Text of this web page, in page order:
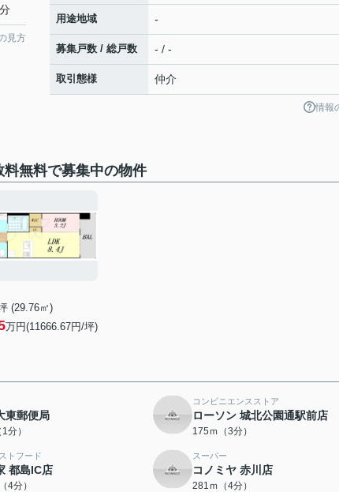
見方
用途地域 -
募集戸数 / 総戸数 - / -
取引態様 仲介
情報
無料で募集中の物件
(29.76㎡)
万円(11666.67円/坪)
東郵便局
分）
コンビニエンスストア
ローソン 城北公園通駅前店
175ｍ（3分）
トフード
都島IC店
4分）
スーパー
コノミヤ 赤川店
281ｍ（4分）